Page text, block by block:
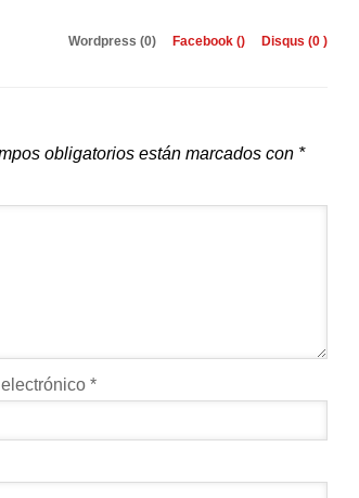
Wordpress (0) Facebook () Disqus (0 )
obligatorios están marcados con *
*